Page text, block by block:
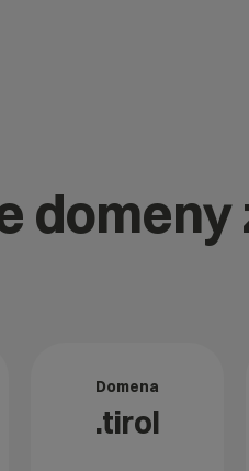
Domena
.tirol